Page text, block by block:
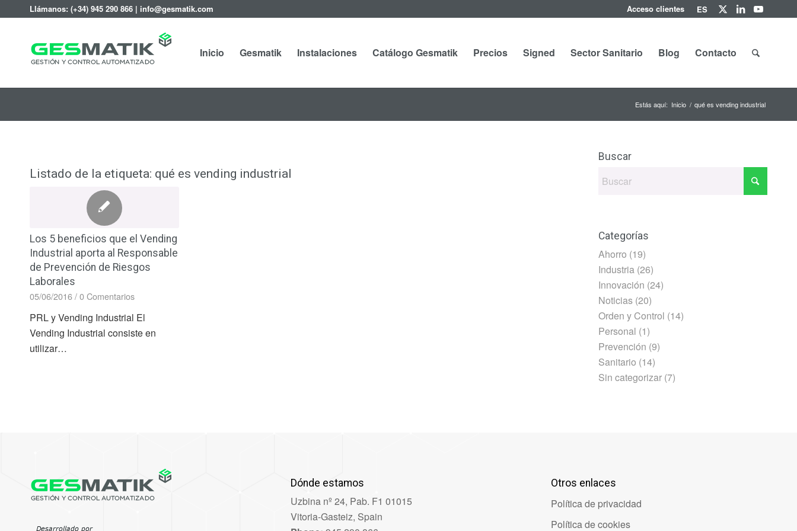
Acceso clientes ES
Llámanos: (+34) 945 290 866 | info@gesmatik.com
Inicio Gesmatik Instalaciones Catálogo Gesmatik Precios Signed Sector Sanitario Blog Contacto
Estás aquí: Inicio / qué es vending industrial
Listado de la etiqueta: qué es vending industrial
Los 5 beneficios que el Vending
Industrial aporta al Responsable
de Prevención de Riesgos
Laborales
05/06/2016/0 Comentarios
PRL y Vending Industrial El
Vending Industrial consiste en
utilizar…
Buscar
Categorías
Ahorro (19)
Industria (26)
Innovación (24)
Noticias (20)
Orden y Control (14)
Personal (1)
Prevención (9)
Sanitario (14)
Sin categorizar (7)
Dónde estamos
Uzbina nº 24, Pab. F1 01015
Vitoria-Gasteiz, Spain
Otros enlaces
Política de privacidad
Política de cookies